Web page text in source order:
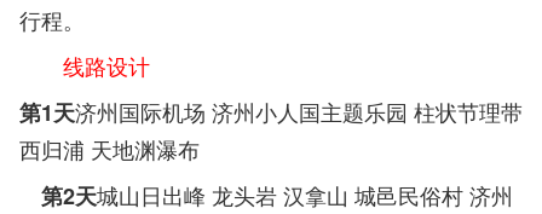
行程。
线路设计
第1天济州国际机场 济州小人国主题乐园 柱状节理带
西归浦 天地渊瀑布
第2天城山日出峰 龙头岩 汉拿山 城邑民俗村 济州